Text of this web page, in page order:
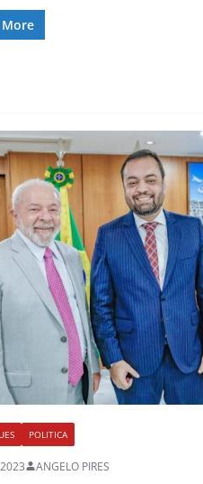
More
POLITICA
ANGELO PIRES